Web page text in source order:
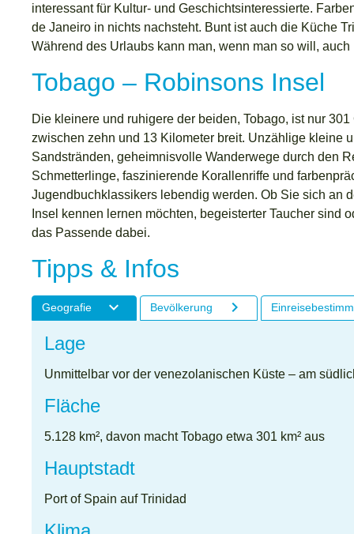
interessant für Kultur- und Geschichtsinteressierte.
de Janeiro in nichts nachsteht. Bunt ist auch die Küche
Während des Urlaubs kann man, wenn man so will,
Tobago – Robinsons Insel
Die kleinere und ruhigere der beiden, Tobago, ist nur
zwischen zehn und 13 Kilometer breit. Unzählige kleine
Sandstränden, geheimnisvolle Wanderwege durch den
Schmetterlinge, faszinierende Korallenriffe und
Jugendbuchklassikers lebendig werden. Ob Sie sich an
Insel kennen lernen möchten, begeisterter Taucher sind
das Passende dabei.
Tipps & Infos
Geografie Bevölkerung
Lage
Unmittelbar vor der venezolanischen Küste – am
Fläche
5.128 km², davon macht Tobago etwa 301 km² aus
Hauptstadt
Port of Spain auf Trinidad